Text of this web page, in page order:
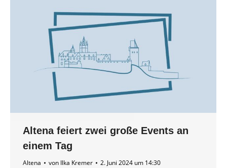
Altena feiert zwei große Events an
einem Tag
Altena von Ilka Kremer 2. Juni 2024 um 14:30